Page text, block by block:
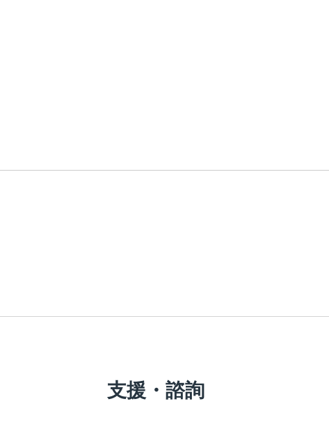
支援・諮詢